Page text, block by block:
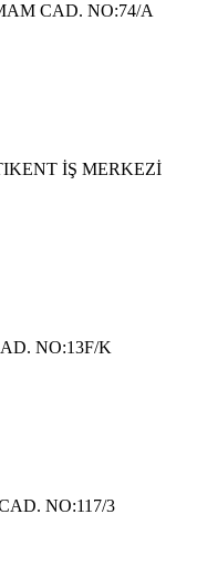
CAD. NO:74/A
İŞ MERKEZİ
NO:13F/K
NO:117/3